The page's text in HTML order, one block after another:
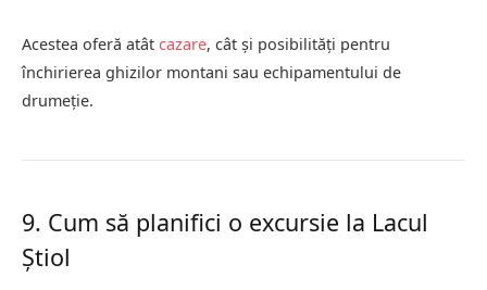
Acestea oferă atât cazare, cât și posibilități pentru
închirierea ghizilor montani sau echipamentului de
drumeție.
9. Cum să planifici o excursie la Lacul
Știol